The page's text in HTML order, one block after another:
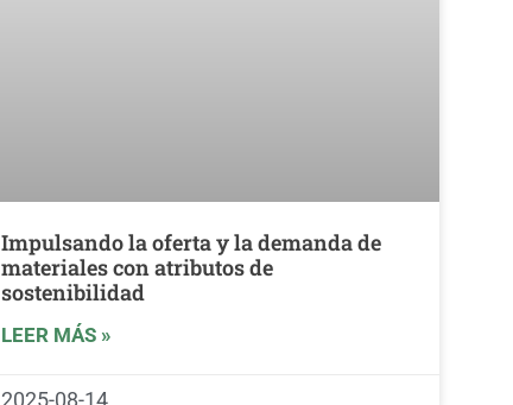
Impulsando la oferta y la demanda de
materiales con atributos de
sostenibilidad
LEER MÁS »